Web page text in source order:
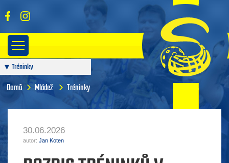
Tréninky
Domů Mládež Tréninky
30.06.2026
autor: Jan Koten